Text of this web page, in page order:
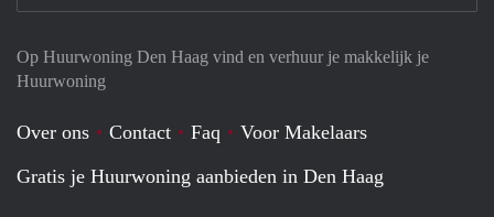
Op Huurwoning Den Haag vind en verhuur je makkelijk je
Huurwoning
Over ons Contact Faq
Voor Makelaars
Gratis je Huurwoning aanbieden in Den Haag